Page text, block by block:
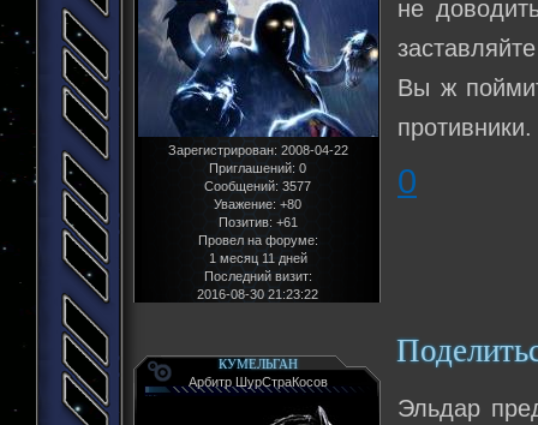
Зарегистрирован: 2008-04-22
Приглашений: 0
Сообщений: 3577
Уважение: +80
Позитив: +61
Провел на форуме:
1 месяц 11 дней
Последний визит:
2016-08-30 21:23:22
не
Вы ж
противники.
0
КУМЕЛЬГАН
Арбитр ШурСтраКосов
Эльдар